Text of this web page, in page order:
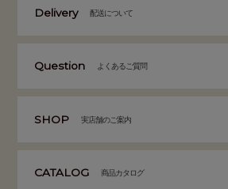
Delivery 配送について
Question よくあるご質問
SHOP 実店舗のご案内
CATALOG 商品カタログ